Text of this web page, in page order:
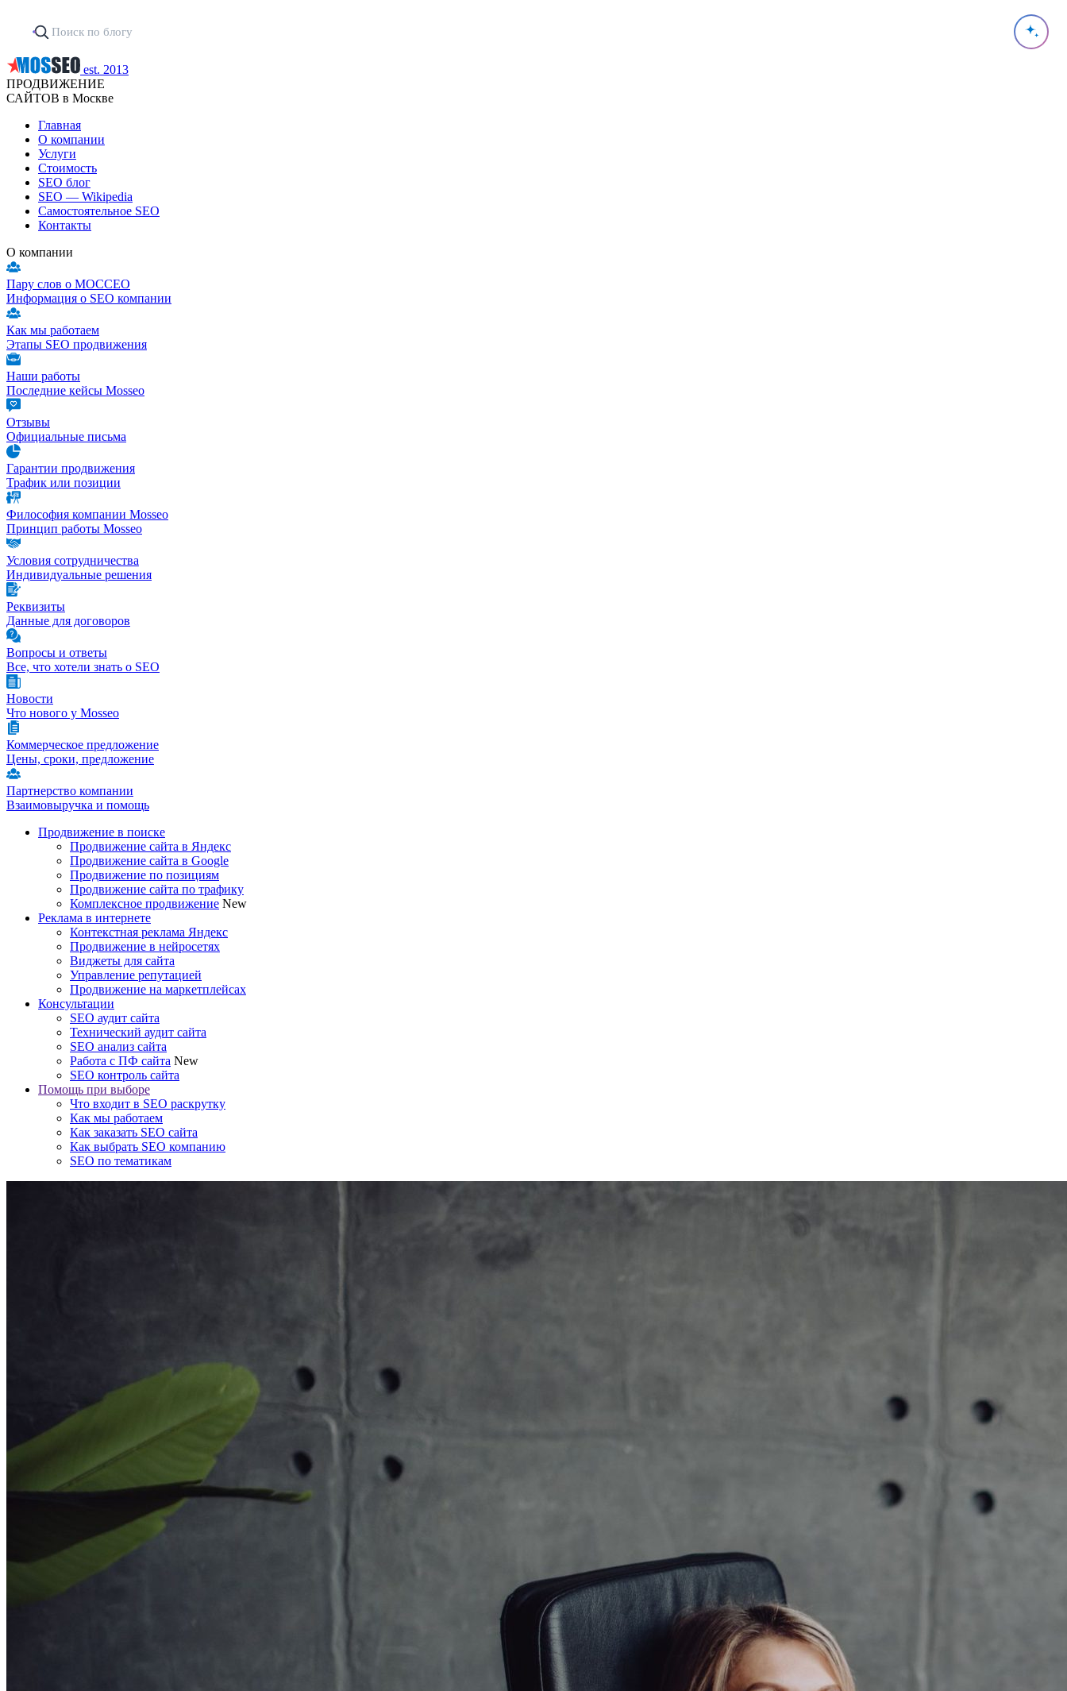
est. 2013
ПРОДВИЖЕНИЕ
САЙТОВ в Москве
Главная
О компании
Услуги
Стоимость
SEO блог
SEO — Wikipedia
Самостоятельное SEO
Контакты
О компании
Пару слов о МОССЕО
Информация о SEO компании
Как мы работаем
Этапы SEO продвижения
Наши работы
Последние кейсы Mosseo
Отзывы
Официальные письма
Гарантии продвижения
Трафик или позиции
Философия компании Mosseo
Принцип работы Mosseo
Условия сотрудничества
Индивидуальные решения
Реквизиты
Данные для договоров
Вопросы и ответы
Все, что хотели знать о SEO
Новости
Что нового у Mosseo
Коммерческое предложение
Цены, сроки, предложение
Партнерство компании
Взаимовыручка и помощь
Продвижение в поиске
Продвижение сайта в Яндекс
Продвижение сайта в Google
Продвижение по позициям
Продвижение сайта по трафику
Комплексное продвижение New
Реклама в интернете
Контекстная реклама Яндекс
Продвижение в нейросетях
Виджеты для сайта
Управление репутацией
Продвижение на маркетплейсах
Консультации
SEO аудит сайта
Технический аудит сайта
SEO анализ сайта
Работа с ПФ сайта New
SEO контроль сайта
Помощь при выборе
Что входит в SEO раскрутку
Как мы работаем
Как заказать SEO сайта
Как выбрать SEO компанию
SEO по тематикам